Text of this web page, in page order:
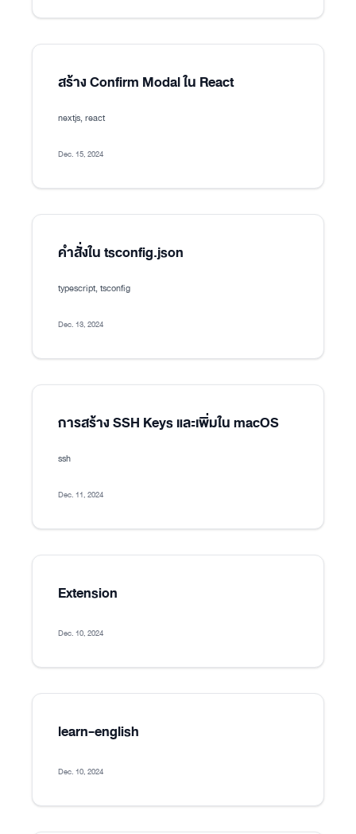
สร้าง Confirm Modal ใน React
nextjs, react
Dec. 15, 2024
คำสั่งใน tsconfig.json
typescript, tsconfig
Dec. 13, 2024
การสร้าง SSH Keys และเพิ่มใน macOS
ssh
Dec. 11, 2024
Extension
Dec. 10, 2024
learn-english
Dec. 10, 2024